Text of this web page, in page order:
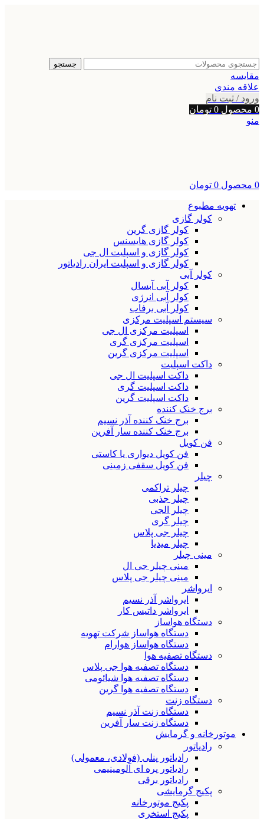
جستجو
مقایسه
علاقه مندی
ورود / ثبت نام
0 محصول 0 تومان
منو
0 محصول 0 تومان
تهویه مطبوع
کولر گازی
کولر گازی گرین
کولر گازی هایسنس
کولر گازی و اسپلیت ال جی
کولر گازی و اسپلیت ایران رادیاتور
کولر آبی
کولر آبی آبسال
کولر آبی انرژی
کولر آبی برفاب
سیستم اسپلیت مرکزی
اسپلیت مرکزی ال جی
اسپلیت مرکزی گری
اسپلیت مرکزی گرین
داکت اسپلیت
داکت اسپلیت ال جی
داکت اسپلیت گری
داکت اسپلیت گرین
برج خنک کننده
برج خنک کننده آذر نسیم
برج خنک کننده سار آفرین
فن کویل
فن کویل دیواری یا کاستی
فن کویل سقفی زمینی
چیلر
چیلر تراکمی
چیلر جذبی
چیلر الجی
چیلر گری
چیلر جی پلاس
چیلر میدیا
مینی چیلر
مینی چیلر جی ال
مینی چیلر جی پلاس
ایرواشر
ایرواشر آذر نسیم
ایرواشر داتیس کار
دستگاه هواساز
دستگاه هواساز شرکت تهویه
دستگاه هواساز هوارام
دستگاه تصفیه هوا
دستگاه تصفیه هوا جی پلاس
دستگاه تصفیه هوا شیائومی
دستگاه تصفیه هوا گرین
دستگاه زنت
دستگاه زنت آذر نسیم
دستگاه زنت سار آفرین
موتورخانه و گرمایش
رادیاتور
رادیاتور پنلی (فولادی، معمولی)
رادیاتور پره ای آلومینیمی
رادیاتور برقی
پکیج گرمایشی
پکیج موتورخانه
پکیج استخری